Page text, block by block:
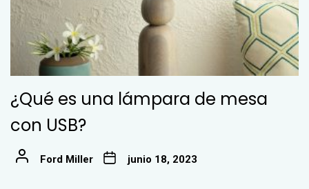
¿Qué es una lámpara de mesa
con USB?
Ford Miller junio 18, 2023